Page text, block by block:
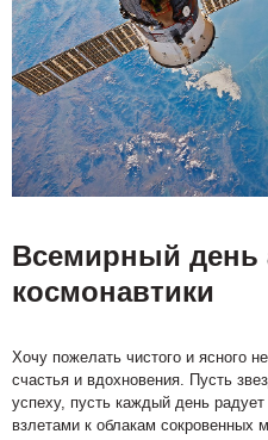
Всемирный день
космонавтики
Хочу пожелать чистого и ясного
счастья и вдохновения. Пусть
успеху, пусть каждый день
взлетами к облакам сокровенных